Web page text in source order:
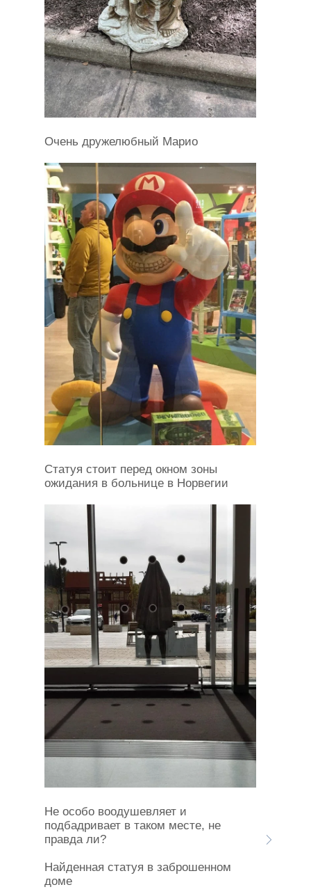
Очень дружелюбный Марио
Статуя стоит перед окном зоны
ожидания в больнице в Норвегии
Не особо воодушевляет и
подбадривает в таком месте, не
правда ли?
Найденная статуя в заброшенном
доме